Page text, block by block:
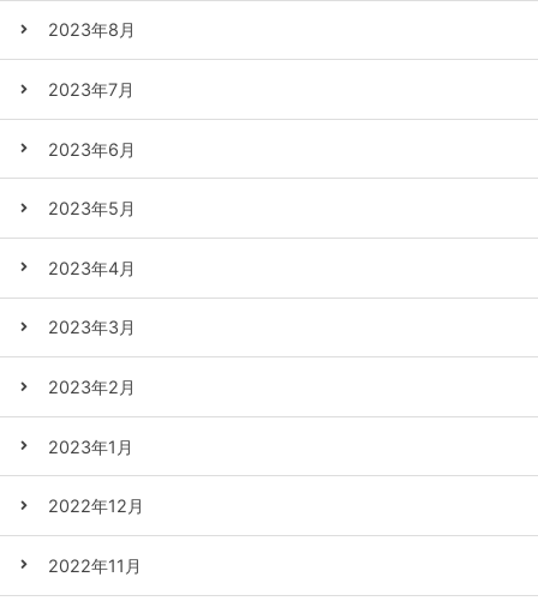
2023年8月
2023年7月
2023年6月
2023年5月
2023年4月
2023年3月
2023年2月
2023年1月
2022年12月
2022年11月